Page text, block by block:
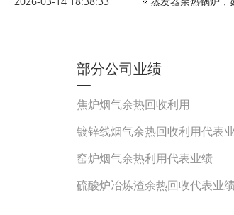
部分公司业绩
焦炉烟气余热回收利用
镀锌线烟气余热回收利用代表
窑炉烟气余热利用代表业绩
硫酸炉冶炼渣余热回收代表业